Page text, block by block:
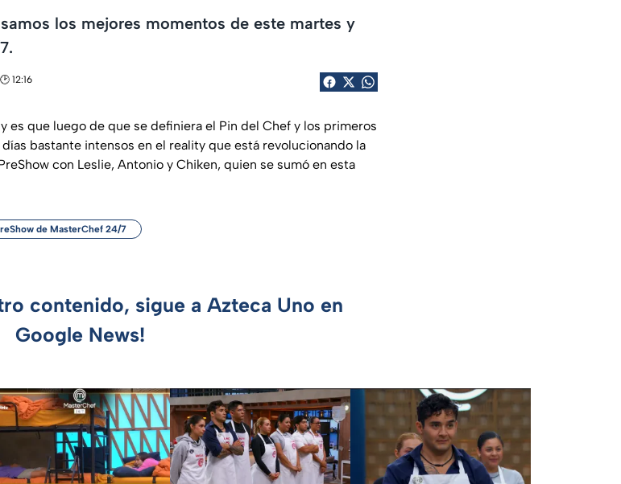
los mejores momentos de este martes y
12:16
y es que luego de que se definiera el Pin del Chef y los primeros
bastante intensos en el reality que está revolucionando la
con Leslie, Antonio y Chiken, quien se sumó en esta
de MasterChef 24/7
contenido, sigue a Azteca Uno en
Google News!